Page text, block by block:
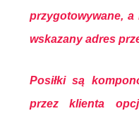
przygotowywane,
wskazany adres
Posiłki są
przez klienta